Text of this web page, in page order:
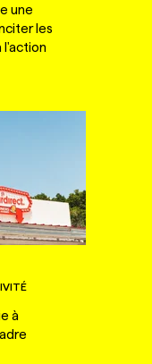
une
les
l'action
à